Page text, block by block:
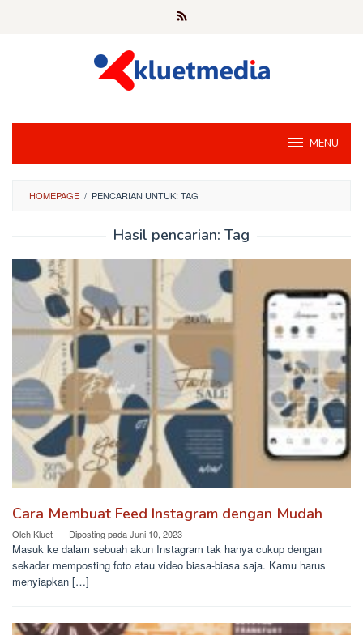
MENU
HOMEPAGE / PENCARIAN UNTUK: TAG
Hasil pencarian: Tag
Cara Membuat Feed Instagram dengan Mudah
Oleh Kluet Diposting padaJuni 10, 2023
Masuk ke dalam sebuah akun Instagram tak hanya cukup dengan
sekadar memposting foto atau video biasa-biasa saja. Kamu harus
menyiapkan […]